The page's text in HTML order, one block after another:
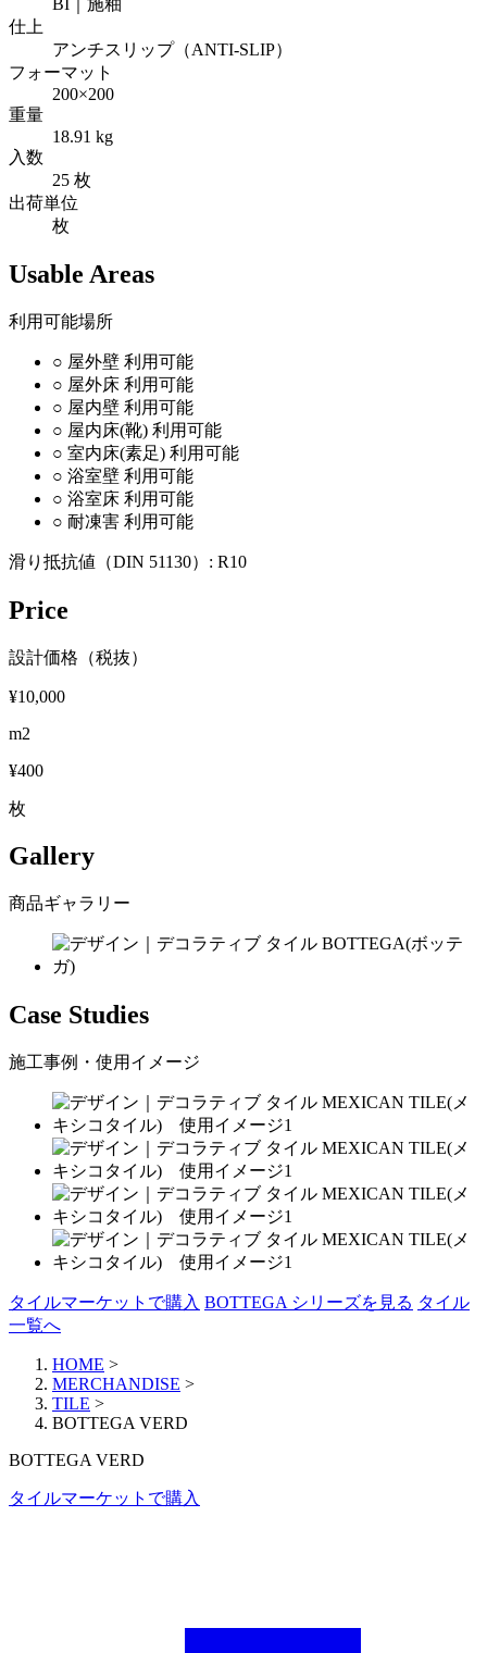
BI｜施釉
仕上
アンチスリップ（ANTI-SLIP）
フォーマット
200×200
重量
18.91 kg
入数
25 枚
出荷単位
枚
Usable Areas
利用可能場所
○ 屋外壁 利用可能
○ 屋外床 利用可能
○ 屋内壁 利用可能
○ 屋内床(靴) 利用可能
○ 室内床(素足) 利用可能
○ 浴室壁 利用可能
○ 浴室床 利用可能
○ 耐凍害 利用可能
滑り抵抗値（DIN 51130）: R10
Price
設計価格（税抜）
¥10,000
m2
¥400
枚
Gallery
商品ギャラリー
Case Studies
施工事例・使用イメージ
タイルマーケットで購入 BOTTEGA シリーズを見る タイル
一覧へ
HOME >
MERCHANDISE >
TILE >
BOTTEGA VERD
BOTTEGA VERD
タイルマーケットで購入